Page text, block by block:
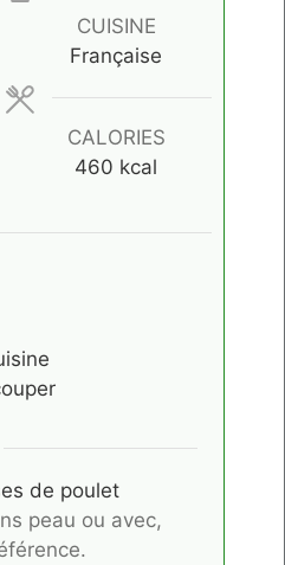
CUISINE
Française
CALORIES
460 kcal
de poulet
peau ou avec,